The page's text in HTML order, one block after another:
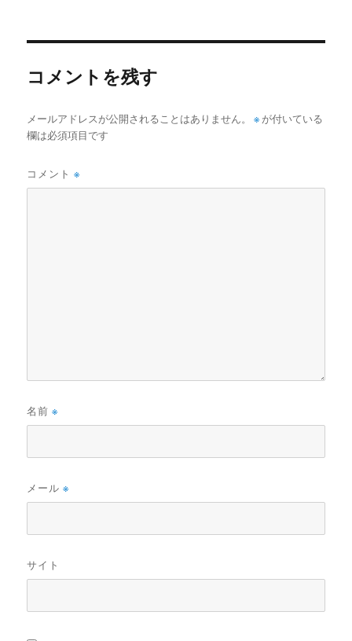
コメントを残す
メールアドレスが公開されることはありません。 ※ が付いている
欄は必須項目です
コメント※
名前※
メール※
サイト